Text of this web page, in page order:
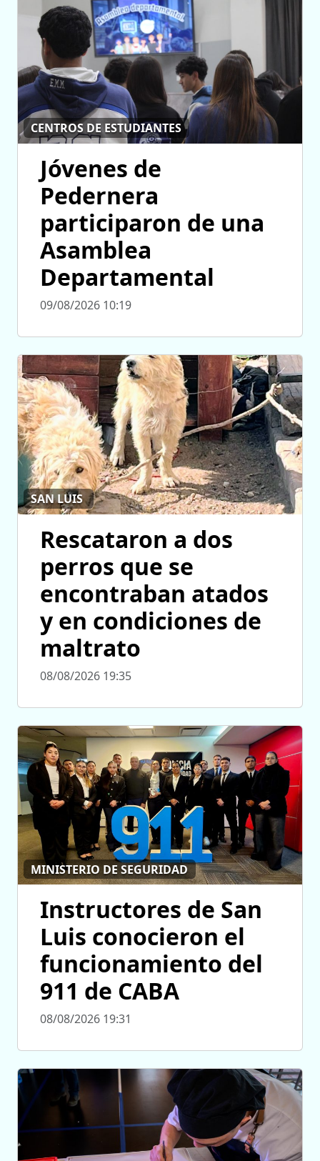
CENTROS DE ESTUDIANTES
Jóvenes de
Pedernera
participaron de una
Asamblea
Departamental
09/08/2026 10:19
SAN LUIS
Rescataron a dos
perros que se
encontraban atados
y en condiciones de
maltrato
08/08/2026 19:35
MINISTERIO DE SEGURIDAD
Instructores de San
Luis conocieron el
funcionamiento del
911 de CABA
08/08/2026 19:31